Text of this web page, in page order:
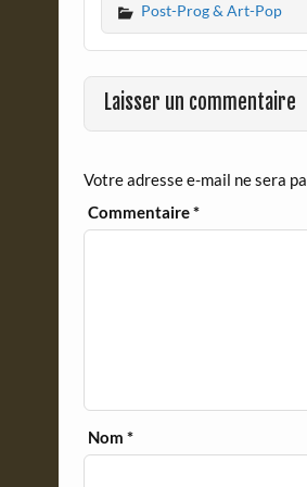
e
b
o
o
k
n
t
F
r
i
l
y
Post-Prog & Art-Pop
Laisser un commentaire
Votre adresse e-mail ne sera
Commentaire*
Nom*